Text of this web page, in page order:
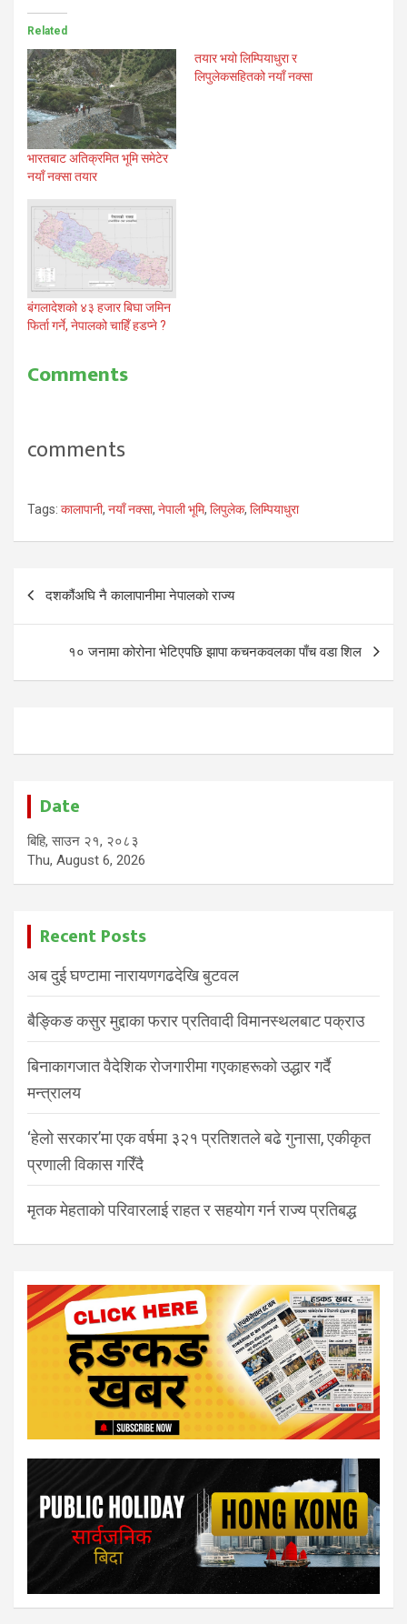
Related
भारतबाट अतिक्रमित भूमि समेटेर
नयाँ नक्सा तयार
तयार भयो लिम्पियाधुरा र
लिपुलेकसहितको नयाँ नक्सा
बंगलादेशको ४३ हजार बिघा जमिन
फिर्ता गर्ने, नेपालको चाहिँ हडप्ने ?
Comments
comments
Tags: कालापानी, नयाँ नक्सा, नेपाली भूमि, लिपुलेक, लिम्पियाधुरा
Post
navigation
दशकौंअघि नै कालापानीमा नेपालकाे राज्य
१० जनामा कोरोना भेटिएपछि झापा कचनकवलका पाँच वडा शिल
Date
बिहि, साउन २१, २०८३
Thu, August 6, 2026
Recent Posts
अब दुई घण्टामा नारायणगढदेखि बुटवल
बैङ्किङ कसुर मुद्दाका फरार प्रतिवादी विमानस्थलबाट पक्राउ
बिनाकागजात वैदेशिक रोजगारीमा गएकाहरूको उद्धार गर्दै
मन्त्रालय
‘हेलो सरकार’मा एक वर्षमा ३२१ प्रतिशतले बढे गुनासा, एकीकृत
प्रणाली विकास गरिँदै
मृतक मेहताको परिवारलाई राहत र सहयोग गर्न राज्य प्रतिबद्ध